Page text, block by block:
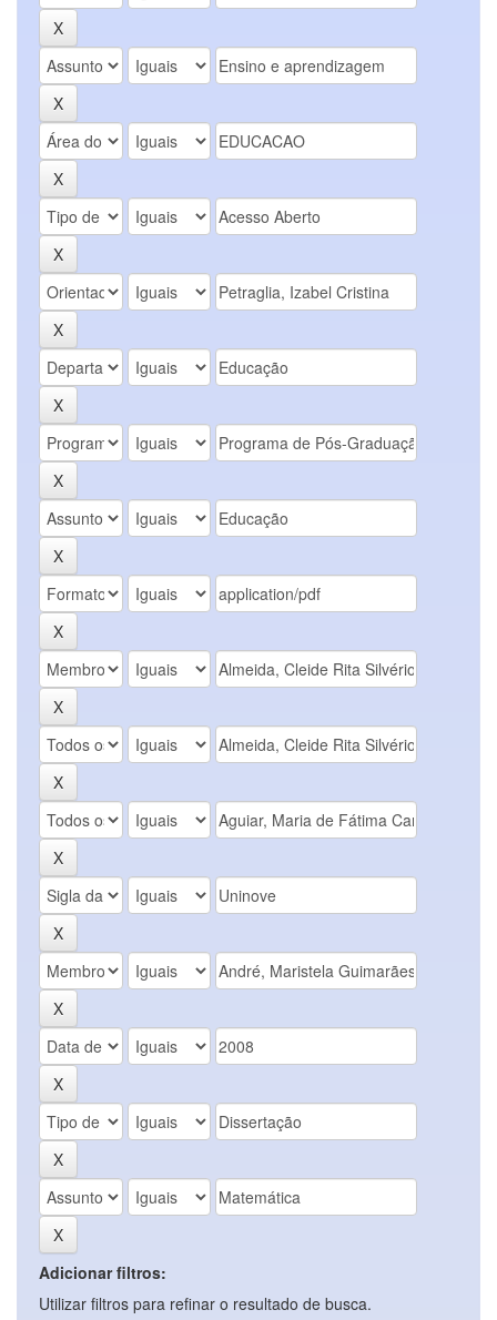
Adicionar filtros:
Utilizar filtros para refinar o resultado de busca.